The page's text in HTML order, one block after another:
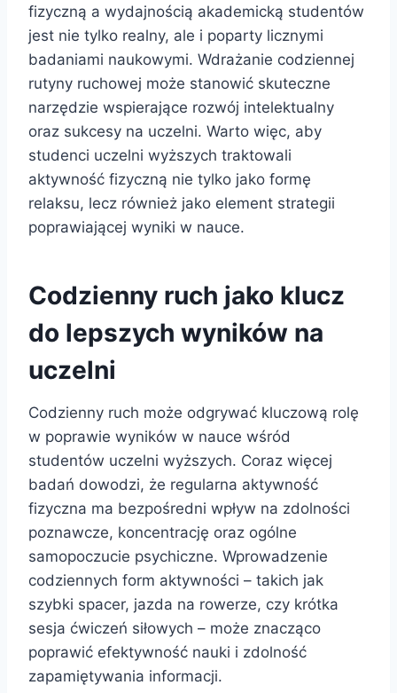
fizyczną a wydajnością akademicką studentów
jest nie tylko realny, ale i poparty licznymi
badaniami naukowymi. Wdrażanie codziennej
rutyny ruchowej może stanowić skuteczne
narzędzie wspierające rozwój intelektualny
oraz sukcesy na uczelni. Warto więc, aby
studenci uczelni wyższych traktowali
aktywność fizyczną nie tylko jako formę
relaksu, lecz również jako element strategii
poprawiającej wyniki w nauce.
Codzienny ruch jako klucz
do lepszych wyników na
uczelni
Codzienny ruch może odgrywać kluczową rolę
w poprawie wyników w nauce wśród
studentów uczelni wyższych. Coraz więcej
badań dowodzi, że regularna aktywność
fizyczna ma bezpośredni wpływ na zdolności
poznawcze, koncentrację oraz ogólne
samopoczucie psychiczne. Wprowadzenie
codziennych form aktywności – takich jak
szybki spacer, jazda na rowerze, czy krótka
sesja ćwiczeń siłowych – może znacząco
poprawić efektywność nauki i zdolność
zapamiętywania informacji.